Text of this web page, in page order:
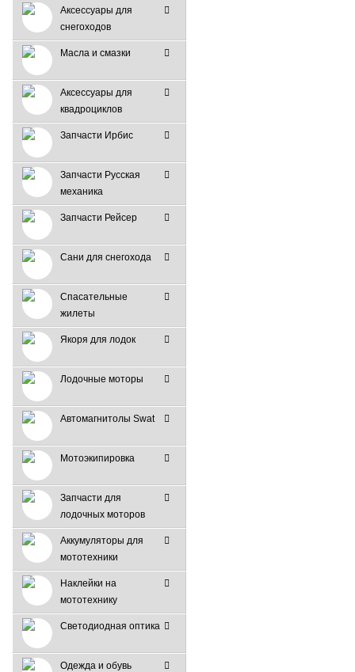
Аксессуары для
снегоходов
Масла и смазки
Аксессуары для
квадроциклов
Запчасти Ирбис
Запчасти Русская
механика
Запчасти Рейсер
Сани для снегохода
Спасательные
жилеты
Якоря для лодок
Лодочные моторы
Автомагнитолы Swat
Мотоэкипировка
Запчасти для
лодочных моторов
Аккумуляторы для
мототехники
Наклейки на
мототехнику
Светодиодная оптика
Одежда и обувь